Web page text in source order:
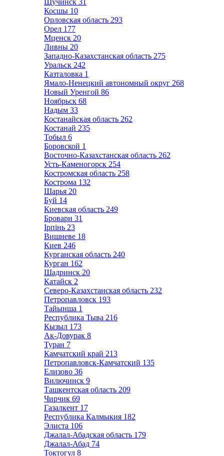
Щучинск 31
Косшы 10
Орловская область 293
Орел 177
Мценск 20
Ливны 20
Западно-Казахстанская область 275
Уральск 242
Казталовка 1
Ямало-Ненецкий автономный округ 268
Новый Уренгой 86
Ноябрьск 68
Надым 33
Костанайская область 262
Костанай 235
Тобыл 6
Боровской 1
Восточно-Казахстанская область 262
Усть-Каменогорск 254
Костромская область 258
Кострома 132
Шарья 20
Буй 14
Киевская область 249
Бровари 31
Ірпінь 23
Вишневе 18
Киев 246
Курганская область 240
Курган 162
Шадринск 20
Катайск 2
Северо-Казахстанская область 232
Петропавловск 193
Тайынша 1
Республика Тыва 216
Кызыл 173
Ак-Довурак 8
Туран 7
Камчатский край 213
Петропавловск-Камчатский 135
Елизово 36
Вилючинск 9
Ташкентская область 209
Чирчик 69
Газалкент 17
Республика Калмыкия 182
Элиста 106
Джалал-Абадская область 179
Джалал-Абад 74
Токтогул 8